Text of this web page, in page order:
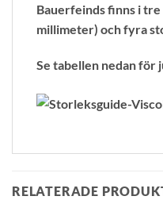
Bauerfeinds finns i
millimeter) och fyra
Se tabellen nedan för
RELATERADE